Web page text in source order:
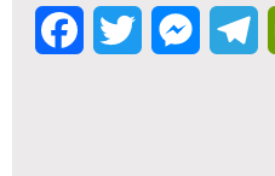
FacebookTwitter